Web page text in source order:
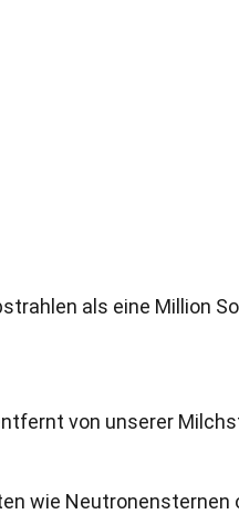
als eine Million
von unserer
wie Neutronensternen